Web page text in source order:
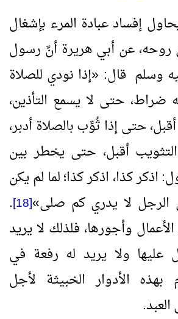
إفساد عبادة المرء بإشغال
روحه، عن أبي هريرة أنَّ رسول
وسلم قال: «إذا نودي للصلاة
ضراط، حتى لا يسمع التأذين،
حتى إذا ثُوِّب بالصلاة أدبر،
أقبل، حتى يخطر بين
اذكر كذا، اذكر كذا؛ لما لم يكن
لا يدري كم صلى»
[18]
.
وأجورها، فلذلك لا يريد
عليها ولا يريد له رفعة في
بهذه الأدوار الخبيثة لأجل